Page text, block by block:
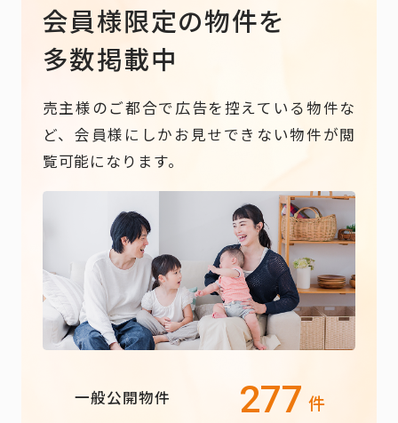
会員様限定の物件を
多数掲載中
売主様のご都合で広告を控えている物件な
ど、会員様にしかお見せできない物件が閲
覧可能になります。
一般公開物件 277 件